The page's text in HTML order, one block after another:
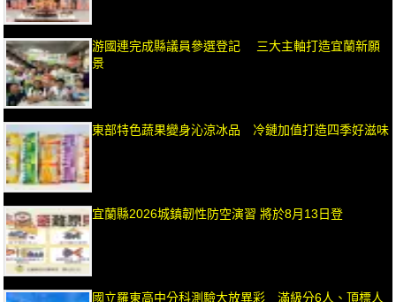
游國連完成縣議員參選登記 三大主軸打造宜蘭新願
景
東部特色蔬果變身沁涼冰品 冷鏈加值打造四季好滋味
宜蘭縣2026城鎮韌性防空演習 將於8月13日登
國立羅東高中分科測驗大放異彩 滿級分6人、頂標人